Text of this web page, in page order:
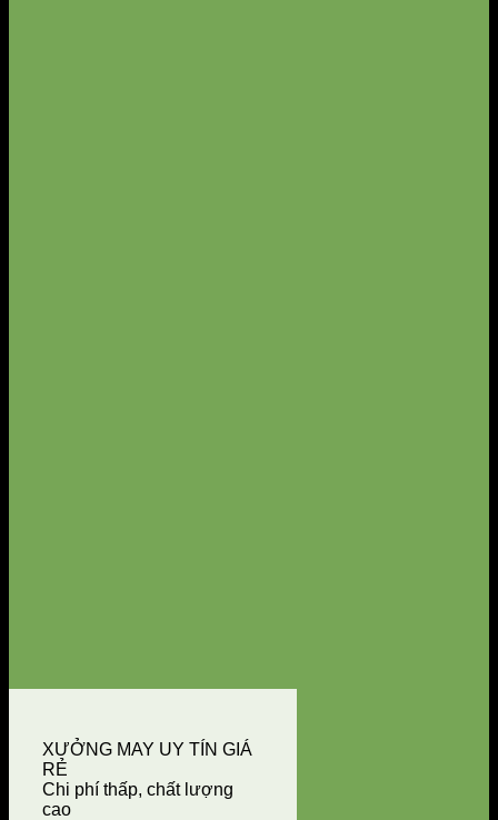
XƯỞNG MAY UY TÍN GIÁ
RẺ
Chi phí thấp, chất lượng
cao